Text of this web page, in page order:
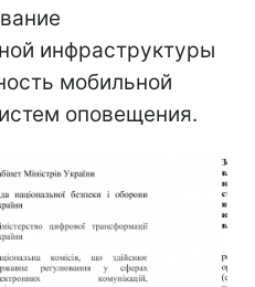
инфраструктуры
мобильной
оповещения.